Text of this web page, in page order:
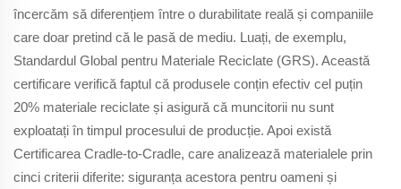
încercăm să diferențiem între o durabilitate reală și companiile
care doar pretind că le pasă de mediu. Luați, de exemplu,
Standardul Global pentru Materiale Reciclate (GRS). Această
certificare verifică faptul că produsele conțin efectiv cel puțin
20% materiale reciclate și asigură că muncitorii nu sunt
exploatați în timpul procesului de producție. Apoi există
Certificarea Cradle-to-Cradle, care analizează materialele prin
cinci criterii diferite: siguranța acestora pentru oameni și